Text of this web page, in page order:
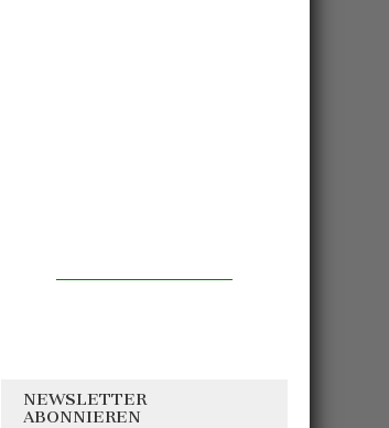
NEWSLETTER
ABONNIEREN